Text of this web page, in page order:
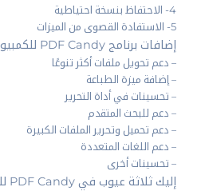
4- الاحتفاظ بنسخة احتياطية
5- الاستفادة القصوى من الميزات
إضافات برنامج PDF Candy للكمبيوتر 2025
– دعم تحويل ملفات أكثر تنوعًا
– إضافة ميزة الطباعة
– تحسينات في أداة التحرير
– دعم للبحث المتقدم
– دعم تحميل وتحرير الملفات الكبيرة
– دعم اللغات المتعددة
– تحسينات أخرى
إليك ثلاثة عيوب في PDF Candy للكمبيوتر 2025